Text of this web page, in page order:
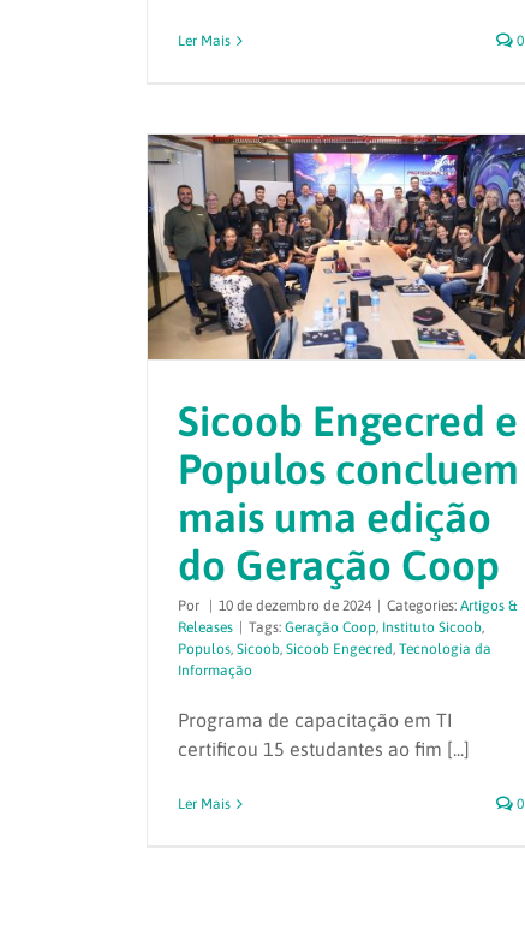
Ler Mais 0
Sicoob Engecred e
Populos concluem
mais uma edição
do Geração Coop
Por | 10 de dezembro de 2024 | Categories: Artigos &
Releases | Tags: Geração Coop, Instituto Sicoob,
Populos, Sicoob, Sicoob Engecred, Tecnologia da
Informação
Programa de capacitação em TI
certificou 15 estudantes ao fim [...]
Ler Mais 0